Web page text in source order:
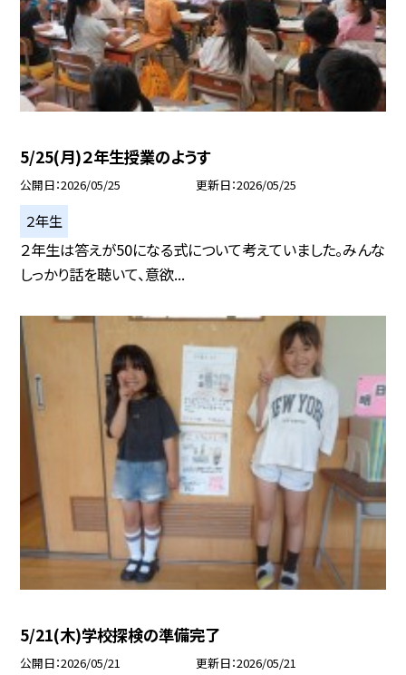
5/25(月)２年生授業のようす
公開日 2026/05/25 更新日 2026/05/25
２年生
２年生は答えが50になる式について考えていました。みんな
しっかり話を聴いて、意欲...
5/21(木)学校探検の準備完了
公開日 2026/05/21 更新日 2026/05/21